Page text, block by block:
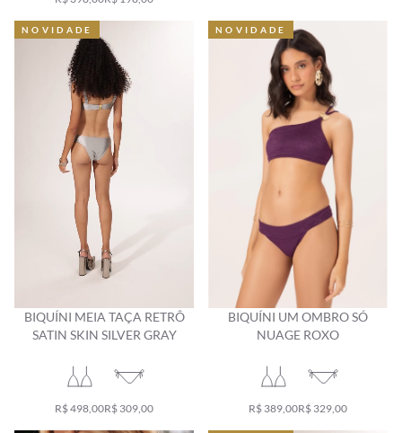
BIQUÍNI MEIA TAÇA RETRÔ
SATIN SKIN SILVER GRAY
R$ 498,00
NOVIDADE
R$ 309,00
NOVIDADE
BIQUÍNI UM OMBRO SÓ
NUAGE ROXO
R$ 389,00
NOVIDADE
R$ 329,00
NOVIDADE